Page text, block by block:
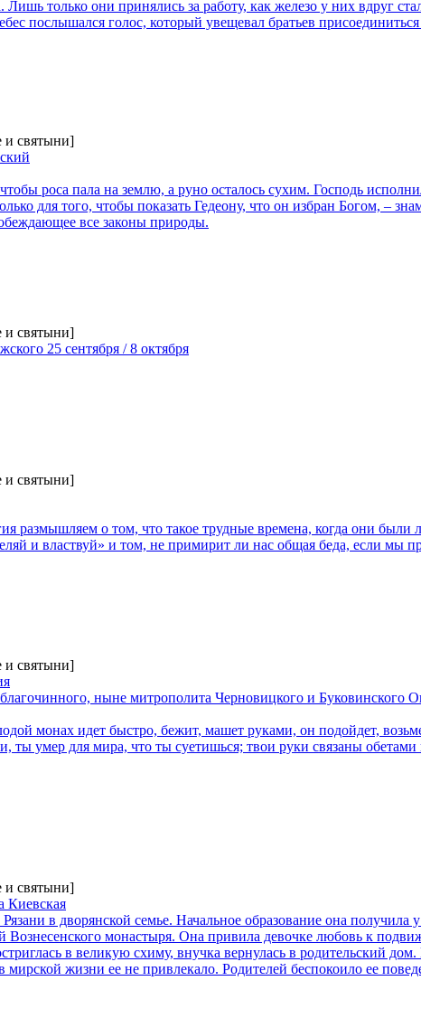
только они принялись за работу, как железо у них вдруг
послышался голос, который увещевал братьев
и святыни]
роса пала на землю, а руно осталось сухим. Господь
для того, чтобы показать Гедеону, что он избран Богом, –
все законы природы.
и святыни]
25 сентября / 8 октября
и святыни]
размышляем о том, что такое трудные времена, когда они были
и властвуй» и том, не примирит ли нас общая беда, если мы
и святыни]
ныне митрополита Черновицкого и Буковинского
монах идет быстро, бежит, машет руками, он подойдет,
ты умер для мира, что ты суетишься; твои руки связаны
и святыни]
Киевская
в дворянской семье. Начальное образование она
Вознесенского монастыря. Она привила девочке любовь к
в великую схиму, внучка вернулась в родительский
жизни ее не привлекало. Родителей беспокоило ее